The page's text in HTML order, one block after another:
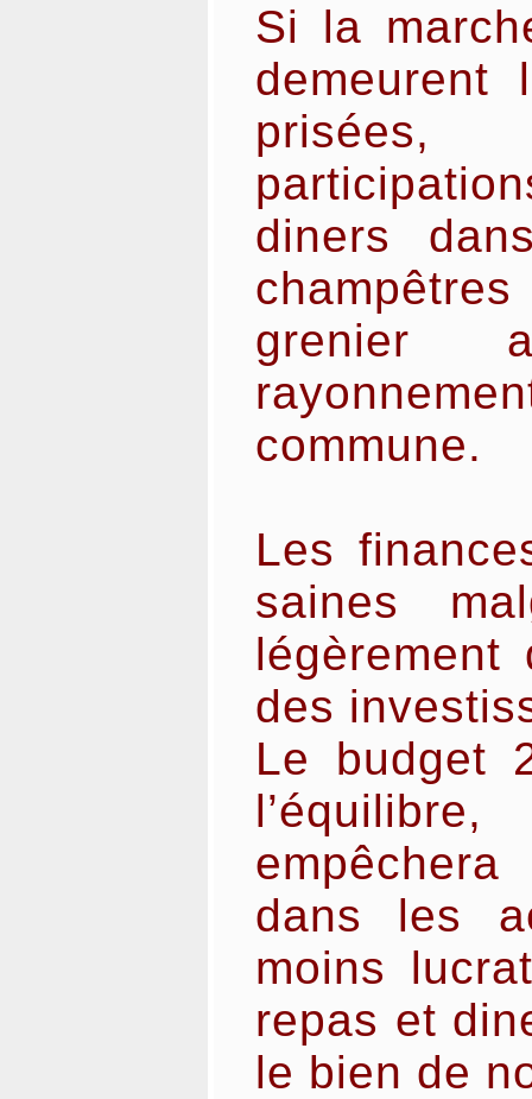
Si la
demeurent
diners
grenier
commune.
Les
saines
des
Le budget
dans les
moins
repas et
le bien de